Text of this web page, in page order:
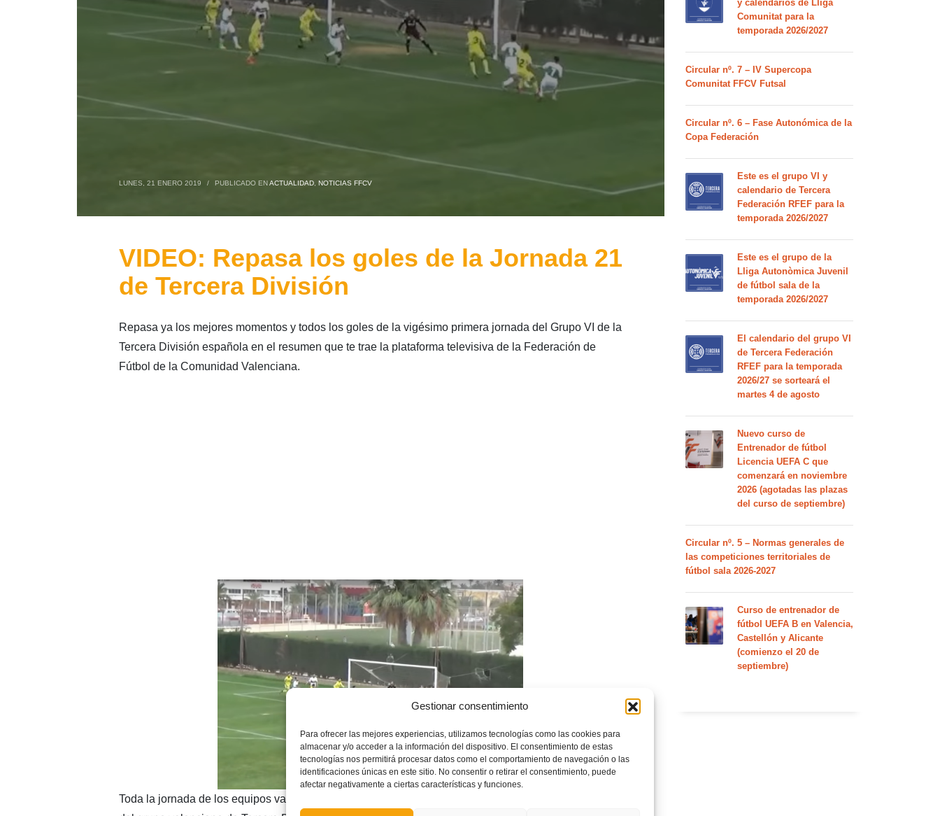
Gestionar consentimiento
Para ofrecer las mejores experiencias, utilizamos tecnologías como las cookies para
almacenar y/o acceder a la información del dispositivo. El consentimiento de estas
tecnologías nos permitirá procesar datos como el comportamiento de navegación o las
identificaciones únicas en este sitio. No consentir o retirar el consentimiento, puede
afectar negativamente a ciertas características y funciones.
LUNES, 21 ENERO 2019 / PUBLICADO EN ACTUALIDAD, NOTICIAS FFCV
VIDEO: Repasa los goles de la Jornada 21
de Tercera División
Repasa ya los mejores momentos y todos los goles de la vigésimo primera jornada del Grupo VI de la
Tercera División española en el resumen que te trae la plataforma televisiva de la Federación de
Fútbol de la Comunidad Valenciana.
Toda la jornada de los equipos valencianos al completo, con las mejores jugadas y todos los goles
y calendarios de Lliga
Comunitat para la
temporada 2026/2027
Circular nº. 7 – IV Supercopa
Comunitat FFCV Futsal
Circular nº. 6 – Fase Autonómica de la
Copa Federación
Este es el grupo VI y
calendario de Tercera
Federación RFEF para la
temporada 2026/2027
Este es el grupo de la
Lliga Autonòmica Juvenil
de fútbol sala de la
temporada 2026/2027
El calendario del grupo VI
de Tercera Federación
RFEF para la temporada
2026/27 se sorteará el
martes 4 de agosto
Nuevo curso de
Entrenador de fútbol
Licencia UEFA C que
comenzará en noviembre
2026 (agotadas las plazas
del curso de septiembre)
Circular nº. 5 – Normas generales de
las competiciones territoriales de
fútbol sala 2026-2027
Curso de entrenador de
fútbol UEFA B en Valencia,
Castellón y Alicante
(comienzo el 20 de
septiembre)